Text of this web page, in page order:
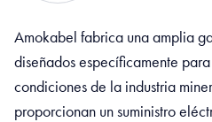
Amokabel fabrica una amplia
diseñados específicamente
condiciones de la industria
proporcionan un suministro